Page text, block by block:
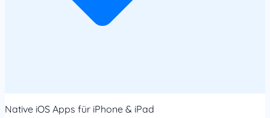
Native iOS Apps für iPhone & iPad